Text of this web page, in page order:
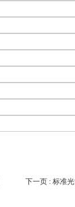
下一页 : 标准